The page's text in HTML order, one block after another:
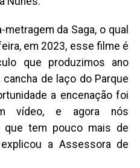
da Saga, o qual
em 2023, esse filme é
que produzimos ano
de laço do Parque
a encenação foi
vídeo, e agora nós
que tem pouco mais de
a Assessora de